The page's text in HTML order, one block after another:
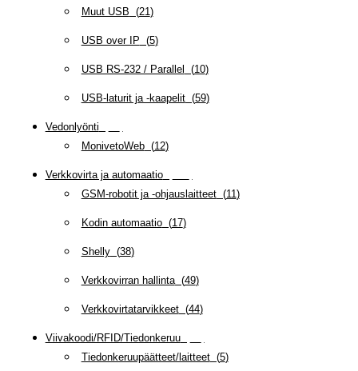
Muut USB (21)
USB over IP (5)
USB RS-232 / Parallel (10)
USB-laturit ja -kaapelit(59)
Vedonlyönti
MonivetoWeb(12)
Verkkovirta ja automaatio(
GSM-robotit ja -ohjauslaitteet(11)
Kodin automaatio(17)
Shelly(38)
Verkkovirran hallinta(49)
Verkkovirtatarvikkeet(44)
Viivakoodi/RFID/Tiedonkeruu(
Tiedonkeruupäätteet/laitteet(5)